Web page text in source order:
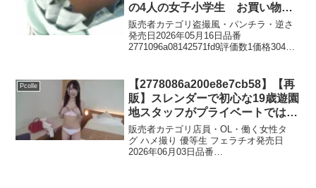
の4人の女子小学生 お買い物中
にローアングルからの撮影結果は
みんな可愛い生パンティ
販売者カテゴリ盗撮風・パンチラ・逆さ
発売日2026年05月16日品番
2771096a08142571fd9評価数1価格304価
カート内部事情をお知らせ致します...
Pcolle
【2778086a200e8e7cb58】【再
販】スレンダーで初心な19歳遊園
地スタッフがプライベートでは味
わったことのない快感に喘ぎまく
る
販売者カテゴリ店員・OL・働く女性タ
グ ハメ撮り 優等生 フェラチオ発売日
2026年06月03日品番